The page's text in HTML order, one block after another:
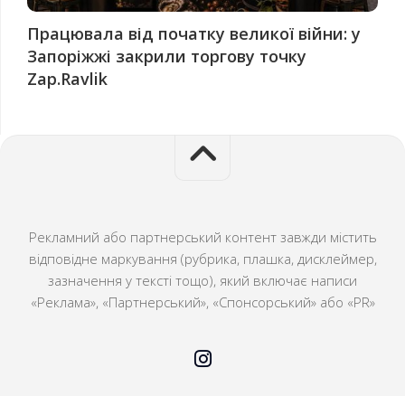
Працювала від початку великої війни: у
Запоріжжі закрили торгову точку
Zap.Ravlik
Рекламний або партнерський контент завжди містить
відповідне маркування (рубрика, плашка, дисклеймер,
зазначення у тексті тощо), який включає написи
«Реклама», «Партнерський», «Спонсорський» або «PR»